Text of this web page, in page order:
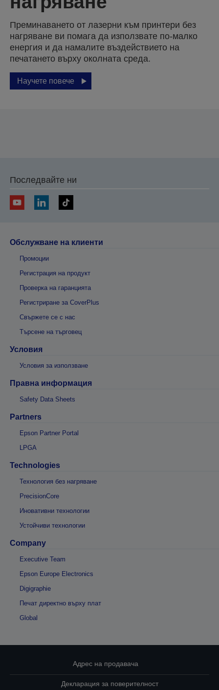
Преминаването от лазерни към принтери без
нагряване ви помага да използвате по-малко
енергия и да намалите въздействието на
печатането върху околната среда.
Научете повече
Последвайте ни
Обслужване на клиенти
Промоции
Регистрация на продукт
Проверка на гаранцията
Регистриране за CoverPlus
Свържете се с нас
Търсене на търговец
Условия
Условия за използване
Правна информация
Safety Data Sheets
Partners
Epson Partner Portal
LPGA
Technologies
Технология без нагряване
PrecisionCore
Иновативни технологии
Устойчиви технологии
Company
Executive Team
Epson Europe Electronics
Digigraphie
Печат директно върху плат
Global
Адрес на продавача
Декларация за поверителност